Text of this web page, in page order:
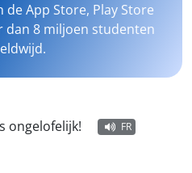
de App Store, Play Store
dan 8 miljoen studenten
ongelofelijk!
FR